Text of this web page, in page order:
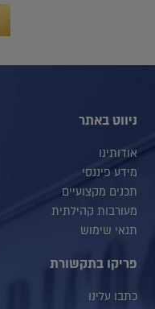
ניווט באתר
אודותינו
מידע פיננסי
תכנים מקצועיים
מעורבות קהילתית
תנאי שימוש
פריקו בתקשורת
כתבו עלינו